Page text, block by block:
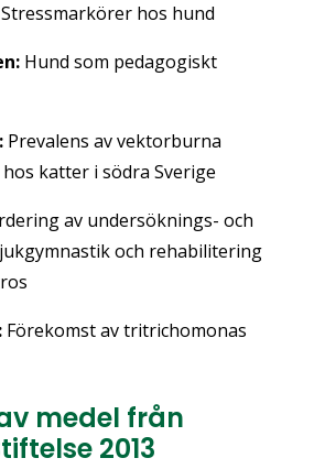
Stressmarkörer hos hund
Hund som pedagogiskt
Prevalens av vektorburna
katter i södra Sverige
av undersöknings- och
och rehabilitering
Förekomst av tritrichomonas
medel från
2013